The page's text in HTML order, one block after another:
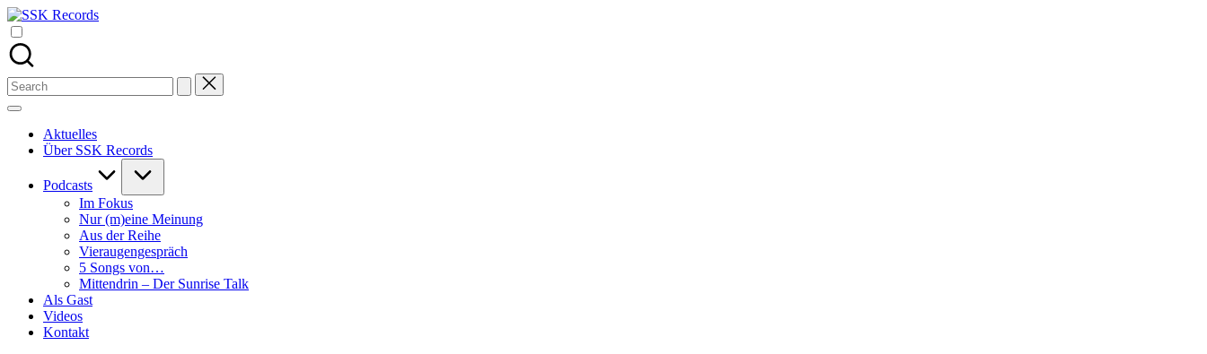
Skip
to
content
SSK
Alle
Podcasts
von
Stefan
Seefeldt
an
Search
for:
Aktuelles
Über SSK Records
Podcasts
Im Fokus
Nur (m)eine Meinung
Aus der Reihe
Vieraugengespräch
5 Songs von…
Mittendrin – Der Sunrise Talk
Als Gast
Videos
Kontakt